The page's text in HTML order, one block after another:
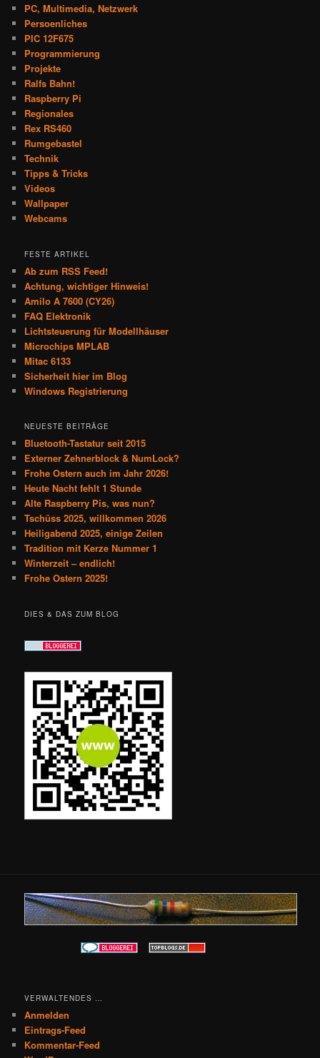
PC, Multimedia, Netzwerk
Persoenliches
PIC 12F675
Programmierung
Projekte
Ralfs Bahn!
Raspberry Pi
Regionales
Rex RS460
Rumgebastel
Technik
Tipps & Tricks
Videos
Wallpaper
Webcams
FESTE ARTIKEL
Ab zum RSS Feed!
Achtung, wichtiger Hinweis!
Amilo A 7600 (CY26)
FAQ Elektronik
Lichtsteuerung für Modellhäuser
Microchips MPLAB
Mitac 6133
Sicherheit hier im Blog
Windows Registrierung
NEUESTE BEITRÄGE
Bluetooth-Tastatur seit 2015
Externer Zehnerblock & NumLock?
Frohe Ostern auch im Jahr 2026!
Heute Nacht fehlt 1 Stunde
Alte Raspberry Pis, was nun?
Tschüss 2025, willkommen 2026
Heiligabend 2025, einige Zeilen
Tradition mit Kerze Nummer 1
Winterzeit – endlich!
Frohe Ostern 2025!
DIES & DAS ZUM BLOG
VERWALTENDES …
Anmelden
Eintrags-Feed
Kommentar-Feed